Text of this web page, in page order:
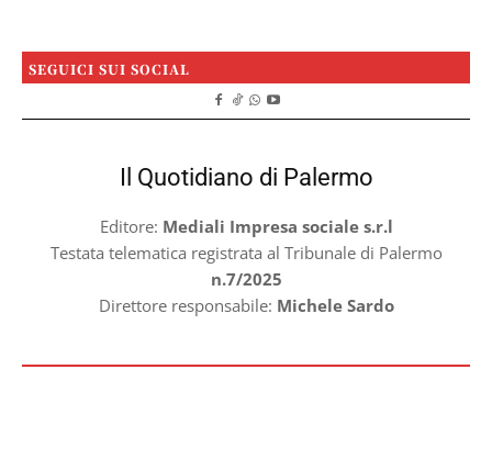
SEGUICI SUI SOCIAL
Il Quotidiano di Palermo
Editore: Mediali Impresa sociale s.r.l
Testata telematica registrata al Tribunale di Palermo
n.7/2025
Direttore responsabile: Michele Sardo